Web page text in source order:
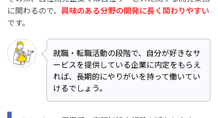
に関わるので、 興味のある分野の開発に長く関わりやすい
です。
就職・転職活動の段階で、自分が好きなサ
ービスを提供している企業に内定をもらえ
れば、長期的にやりがいを持って働いてい
けるでしょう。